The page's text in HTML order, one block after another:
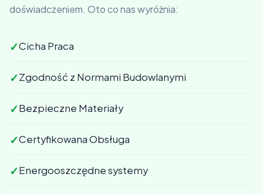
doświadczeniem. Oto co nas wyróżnia:
✓Cicha Praca
✓Zgodność z Normami Budowlanymi
✓Bezpieczne Materiały
✓Certyfikowana Obsługa
✓Energooszczędne systemy